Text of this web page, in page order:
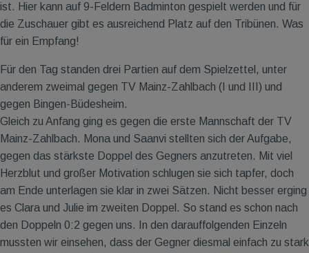
ist. Hier kann auf 9-Feldern Badminton gespielt werden und für
die Zuschauer gibt es ausreichend Platz auf den Tribünen. Was
für ein Empfang!
Für den Tag standen drei Partien auf dem Spielzettel, unter
anderem zweimal gegen TV Mainz-Zahlbach (I und III) und
gegen Bingen-Büdesheim.
Gleich zu Anfang ging es gegen die erste Mannschaft der TV
Mainz-Zahlbach. Mona und Saanvi stellten sich der Aufgabe,
gegen das stärkste Doppel des Gegners anzutreten. Mit viel
Herzblut und großer Motivation schlugen sie sich tapfer, doch
am Ende unterlagen sie klar in zwei Sätzen. Nicht besser erging
es Clara und Julie im zweiten Doppel. So stand es schon nach
den Doppeln 0:2 gegen uns. In den darauffolgenden Einzeln
mussten wir einsehen, dass der Gegner diesmal einfach zu stark